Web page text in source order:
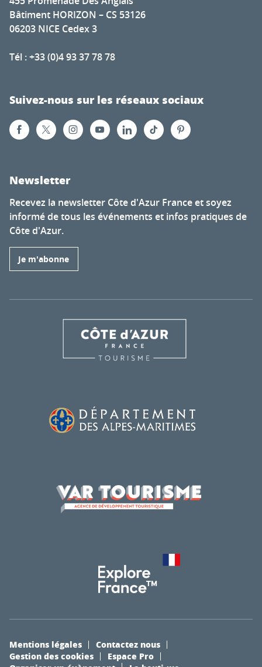
Bâtiment HORIZON – CS 53126
06203 NICE Cedex 3
Tél : +33 (0)4 93 37 78 78
Suivez-nous sur les réseaux sociaux
Newsletter
Recevez la newsletter Côte d'Azur France et soyez
informé de tous les événements et infos pratiques de
Côte d'Azur.
Je m'abonne
Mentions légales
Contactez nous
Gestion des cookies
Espace Pro